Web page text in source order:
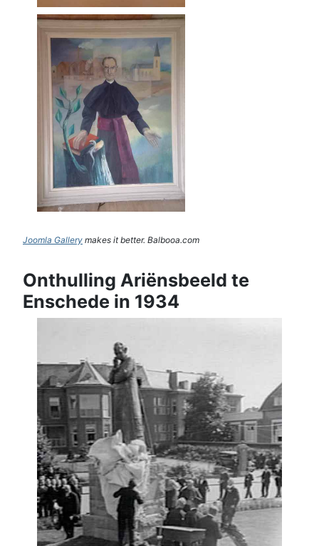
Joomla Gallery makes it better. Balbooa.com
Onthulling Ariënsbeeld te
Enschede in 1934